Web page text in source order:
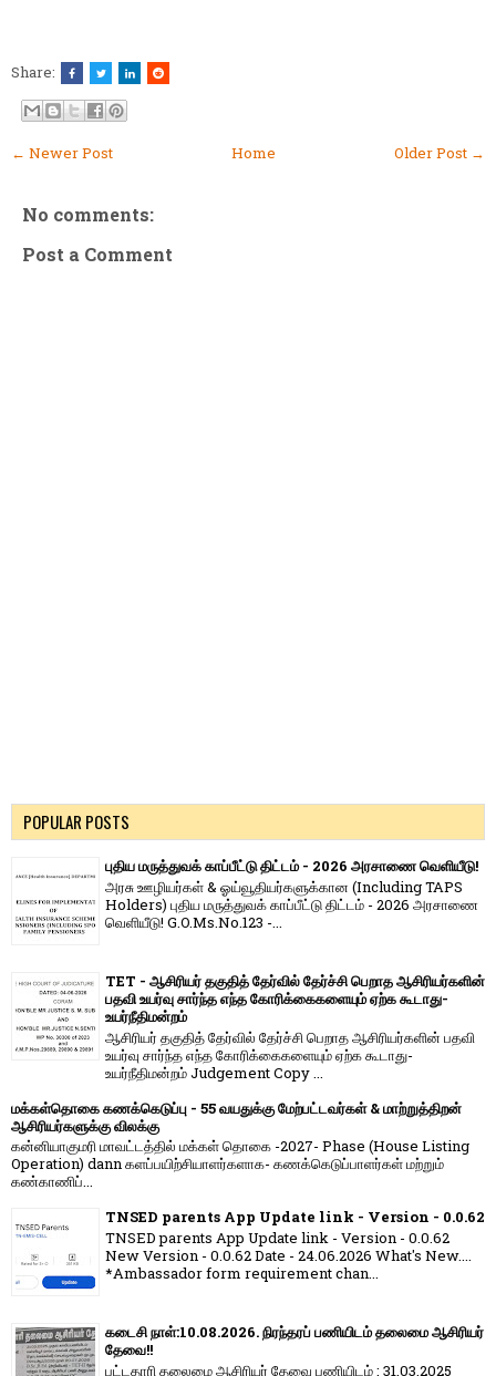
Share:
← Newer Post Older Post →
Home
No comments:
Post a Comment
POPULAR POSTS
புதிய மருத்துவக் காப்பீட்டு திட்டம் - 2026 அரசாணை வெளியீடு!
அரசு ஊழியர்கள் & ஓய்வூதியர்களுக்கான (Including TAPS
Holders) புதிய மருத்துவக் காப்பீட்டு திட்டம் - 2026 அரசாணை
வெளியீடு! G.O.Ms.No.123 -...
TET - ஆசிரியர் தகுதித் தேர்வில் தேர்ச்சி பெறாத ஆசிரியர்களின்
பதவி உயர்வு சார்ந்த எந்த கோரிக்கைகளையும் ஏற்க கூடாது-
உயர்நீதிமன்றம்
ஆசிரியர் தகுதித் தேர்வில் தேர்ச்சி பெறாத ஆசிரியர்களின் பதவி
உயர்வு சார்ந்த எந்த கோரிக்கைகளையும் ஏற்க கூடாது-
உயர்நீதிமன்றம் Judgement Copy ...
மக்கள்தொகை கணக்கெடுப்பு - 55 வயதுக்கு மேற்பட்டவர்கள் & மாற்றுத்திறன்
ஆசிரியர்களுக்கு விலக்கு
கன்னியாகுமரி மாவட்டத்தில் மக்கள் தொகை -2027- Phase (House Listing
Operation) dann களப்பயிற்சியாளர்களாக- கணக்கெடுப்பாளர்கள் மற்றும்
கண்காணிப்...
TNSED parents App Update link - Version - 0.0.62
TNSED parents App Update link - Version - 0.0.62
New Version - 0.0.62 Date - 24.06.2026 What's New....
*Ambassador form requirement chan...
கடைசி நாள்:10.08.2026. நிரந்தரப் பணியிடம் தலைமை ஆசிரியர்
தேவை!!
பட்டதாரி தலைமை ஆசிரியர் தேவை பணியிடம் : 31.03.2025